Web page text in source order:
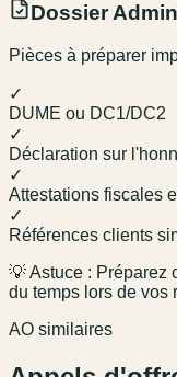
Dossier
Pièces à préparer
✓
DUME ou DC1/DC2
✓
Déclaration sur
✓
Attestations fiscales
✓
Références clients
💡 Astuce : Préparez
du temps lors de vos
AO similaires